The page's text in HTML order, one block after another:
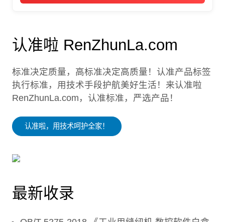
认准啦 RenZhunLa.com
标准决定质量，高标准决定高质量！认准产品标签
执行标准，用技术手段护航美好生活！来认准啦
RenZhunLa.com，认准标准，严选产品！
认准啦，用技术呵护全家！
最新收录